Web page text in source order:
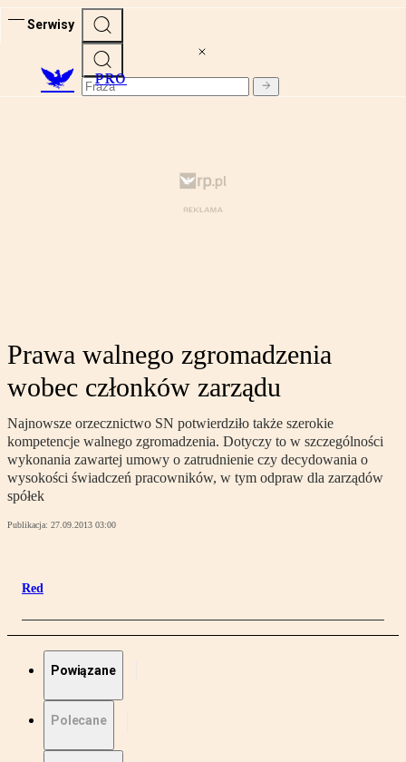
Serwisy
PRO
Prawa walnego zgromadzenia
wobec członków zarządu
Najnowsze orzecznictwo SN potwierdziło także szerokie
kompetencje walnego zgromadzenia. Dotyczy to w szczególności
wykonania zawartej umowy o zatrudnienie czy decydowania o
wysokości świadczeń pracowników, w tym odpraw dla zarządów
spółek
Publikacja: 27.09.2013 03:00
Red
Powiązane
Polecane